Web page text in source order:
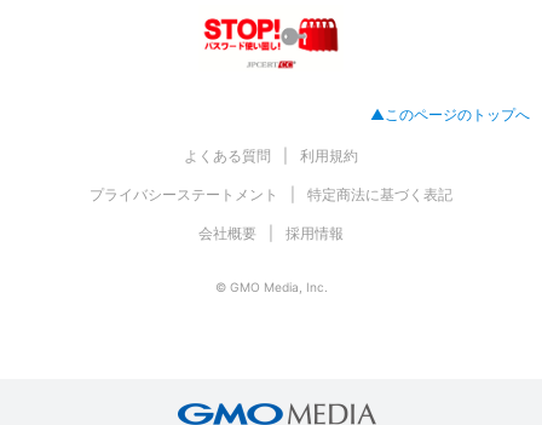
▲このページのトップへ
よくある質問 利用規約
プライバシーステートメント 特定商法に基づく表記
会社概要 採用情報
© GMO Media, Inc.